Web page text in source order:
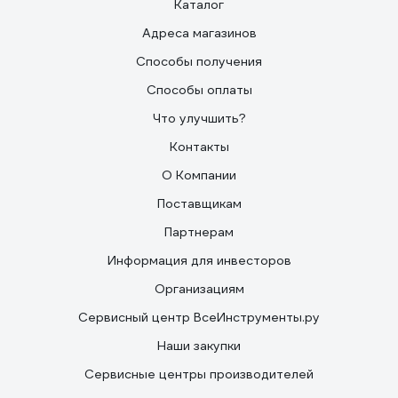
Каталог
Адреса магазинов
Способы получения
Способы оплаты
Что улучшить?
Контакты
О Компании
Поставщикам
Партнерам
Информация для инвесторов
Организациям
Сервисный центр ВсеИнструменты.ру
Наши закупки
Сервисные центры производителей